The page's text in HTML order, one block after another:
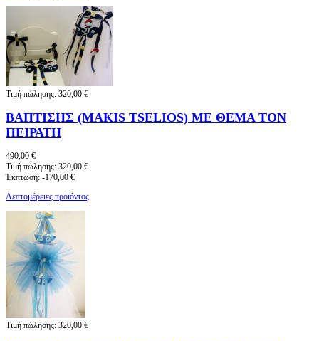
Τιμή πώλησης: 320,00 €
ΒΑΠΤΙΣΗΣ (MAKIS TSELIOS) ΜΕ ΘΕΜΑ ΤΟΝ
ΠΕΙΡΑΤΗ
490,00 €
Τιμή πώλησης: 320,00 €
Έκπτωση: -170,00 €
Λεπτομέρειες προϊόντος
Τιμή πώλησης: 320,00 €